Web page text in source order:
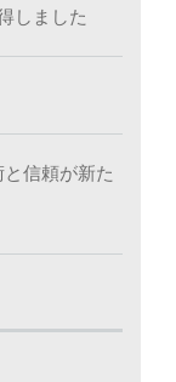
しました
信頼が新た